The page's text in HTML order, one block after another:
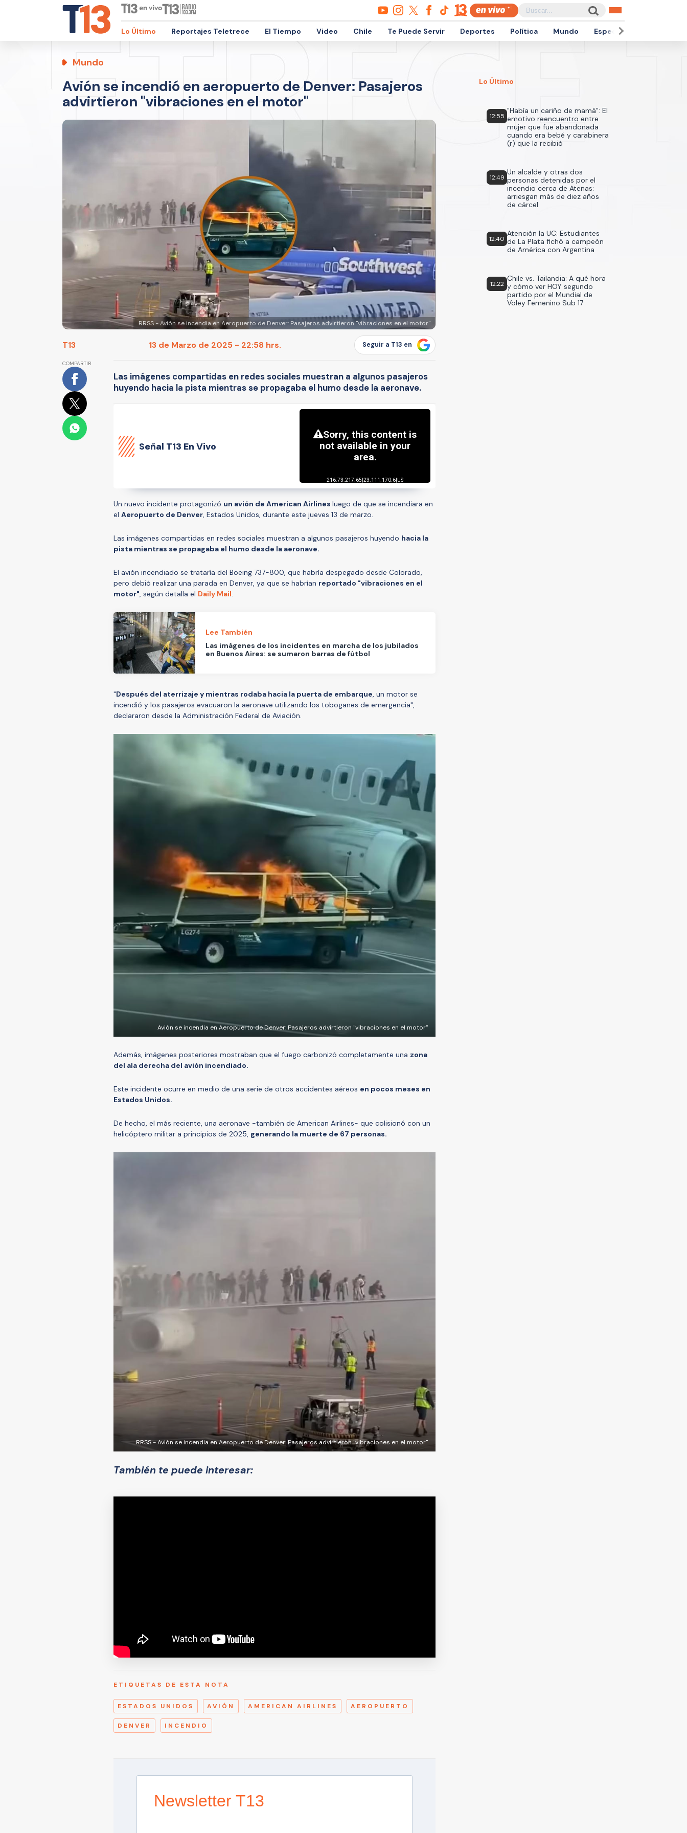
Lo Último Reportajes Teletrece El Tiempo Video Chile Te Puede Servir Deportes Política Mundo Espectáculos
Mundo
Avión se incendió en aeropuerto de Denver: Pasajeros
advirtieron "vibraciones en el motor"
RRSS - Avión se incendia en Aeropuerto de Denver: Pasajeros advirtieron "vibraciones en el motor"
T13 13 de Marzo de 2025 - 22:58 hrs. Seguir a T13 en
COMPARTIR
Las imágenes compartidas en redes sociales muestran a algunos pasajeros
huyendo hacia la pista mientras se propagaba el humo desde la aeronave.
Señal T13 En Vivo
Un nuevo incidente protagonizó un avión de American Airlines luego de que se incendiara en
el Aeropuerto de Denver, Estados Unidos, durante este jueves 13 de marzo.
Las imágenes compartidas en redes sociales muestran a algunos pasajeros huyendo hacia la
pista mientras se propagaba el humo desde la aeronave.
El avión incendiado se trataría del Boeing 737-800, que habría despegado desde Colorado,
pero debió realizar una parada en Denver, ya que se habrían reportado "vibraciones en el
motor", según detalla el Daily Mail.
Lee También
Las imágenes de los incidentes en marcha de los jubilados
en Buenos Aires: se sumaron barras de fútbol
"Después del aterrizaje y mientras rodaba hacia la puerta de embarque, un motor se
incendió y los pasajeros evacuaron la aeronave utilizando los toboganes de emergencia",
declararon desde la Administración Federal de Aviación.
Avión se incendia en Aeropuerto de Denver: Pasajeros advirtieron "vibraciones en el motor"
Además, imágenes posteriores mostraban que el fuego carbonizó completamente una zona
del ala derecha del avión incendiado.
Este incidente ocurre en medio de una serie de otros accidentes aéreos en pocos meses en
Estados Unidos.
De hecho, el más reciente, una aeronave -también de American Airlines- que colisionó con un
helicóptero militar a principios de 2025, generando la muerte de 67 personas.
RRSS - Avión se incendia en Aeropuerto de Denver: Pasajeros advirtieron "vibraciones en el motor"
También te puede interesar:
ETIQUETAS DE ESTA NOTA
ESTADOS UNIDOS AVIÓN AMERICAN AIRLINES AEROPUERTO
DENVER INCENDIO
Newsletter T13
Lo Último
12:55
"Había un cariño de mamá": El
emotivo reencuentro entre
mujer que fue abandonada
cuando era bebé y carabinera
(r) que la recibió
12:49
Un alcalde y otras dos
personas detenidas por el
incendio cerca de Atenas:
arriesgan más de diez años
de cárcel
12:40
Atención la UC: Estudiantes
de La Plata fichó a campeón
de América con Argentina
12:22
Chile vs. Tailandia: A qué hora
y cómo ver HOY segundo
partido por el Mundial de
Voley Femenino Sub 17